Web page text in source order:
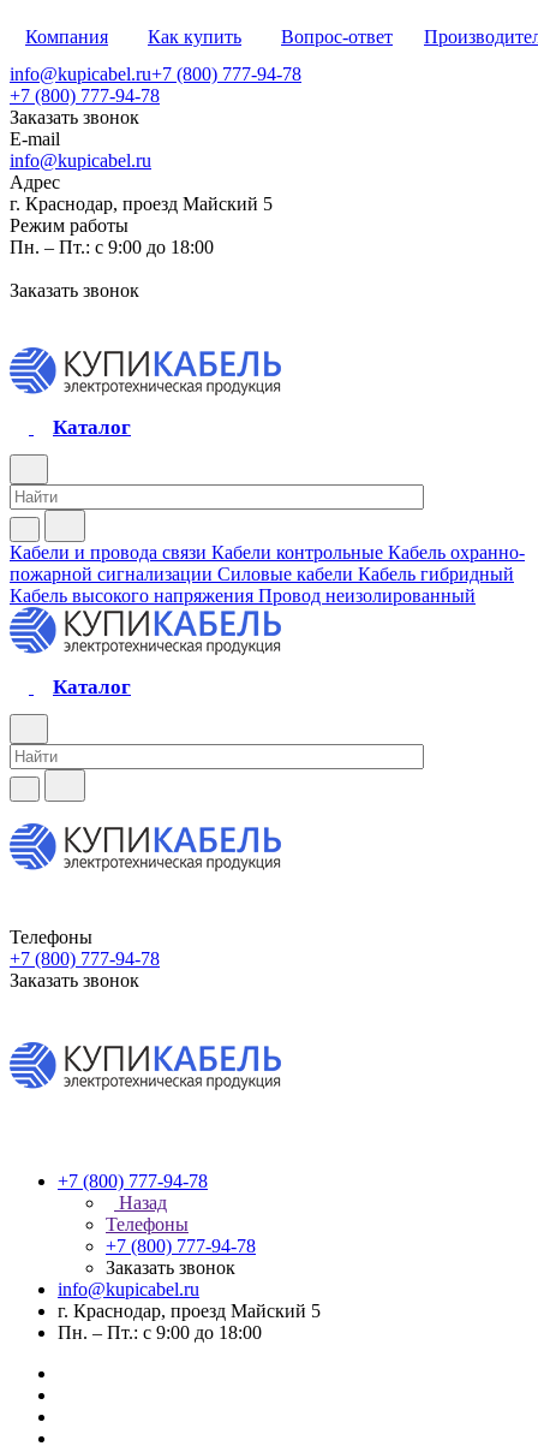
Компания Как купить Вопрос-ответ
info@kupicabel.ru+7 (800) 777-94-78
+7 (800) 777-94-78
Заказать звонок
E-mail
info@kupicabel.ru
Адрес
г. Краснодар, проезд Майский 5
Режим работы
Пн. – Пт.: с 9:00 до 18:00
Заказать звонок
Каталог
Кабели и провода связи Кабели контрольные Кабель охранно-
пожарной сигнализации Силовые кабели Кабель гибридный
Кабель высокого напряжения Провод неизолированный
Каталог
Телефоны
+7 (800) 777-94-78
Заказать звонок
+7 (800) 777-94-78
Назад
Телефоны
+7 (800) 777-94-78
Заказать звонок
info@kupicabel.ru
г. Краснодар, проезд Майский 5
Пн. – Пт.: с 9:00 до 18:00